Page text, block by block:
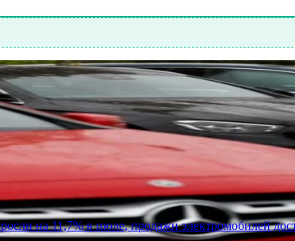
на 11,7% в июле, продажи электромобилей